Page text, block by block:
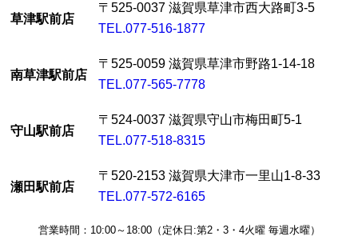
草津駅前店
〒525-0037 滋賀県草津市西大路町3-5
TEL.077-516-1877
南草津駅前店
〒525-0059 滋賀県草津市野路1-14-18
TEL.077-565-7778
守山駅前店
〒524-0037 滋賀県守山市梅田町5-1
TEL.077-518-8315
瀬田駅前店
〒520-2153 滋賀県大津市一里山1-8-33
TEL.077-572-6165
営業時間：10:00～18:00（定休日:第2・3・4火曜 毎週水曜）